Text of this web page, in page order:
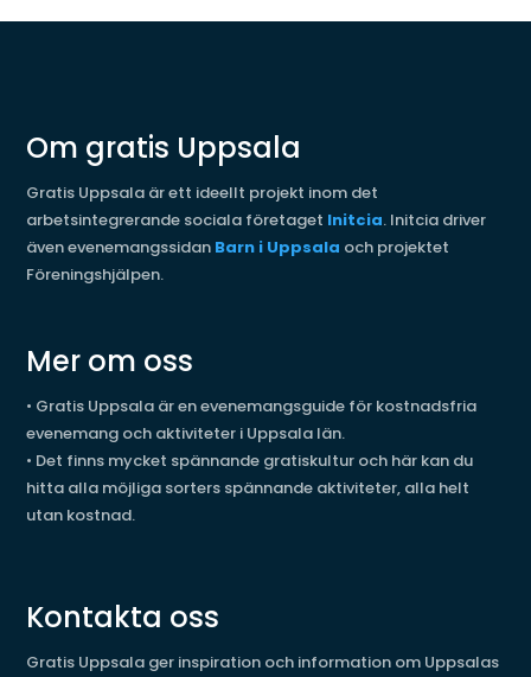
Om gratis Uppsala
Gratis Uppsala är ett ideellt projekt inom det
arbetsintegrerande sociala företaget Initcia. Initcia driver
även evenemangssidan Barn i Uppsala och projektet
Föreningshjälpen.
Mer om oss
• Gratis Uppsala är en evenemangsguide för kostnadsfria
evenemang och aktiviteter i Uppsala län.
• Det finns mycket spännande gratiskultur och här kan du
hitta alla möjliga sorters spännande aktiviteter, alla helt
utan kostnad.
Kontakta oss
Gratis Uppsala ger inspiration och information om Uppsalas